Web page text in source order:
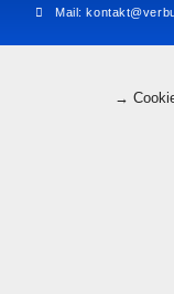
Mail:
→